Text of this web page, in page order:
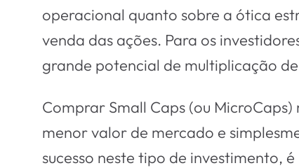
operacional quanto sobre a ótica
venda das ações. Para os
grande potencial de multiplicação
Comprar Small Caps (ou
menor valor de mercado e
sucesso neste tipo de investimento,